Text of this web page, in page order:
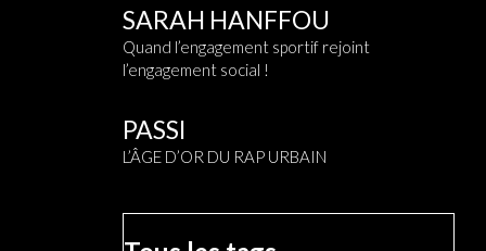
SARAH HANFFOU
Quand l’engagement sportif rejoint
l’engagement social !
PASSI
L’ÂGE D’OR DU RAP URBAIN